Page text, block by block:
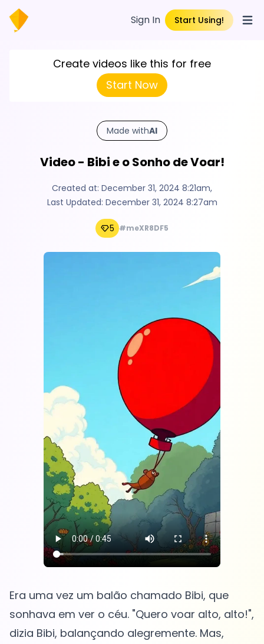
Sign In Start Using!
Create videos like this for free
Start Now
Made withAI
Video - Bibi e o Sonho de Voar!
Created at: December 31, 2024 8:21am,
Last Updated: December 31, 2024 8:27am
5 #meXR8DF5
Era uma vez um balão chamado Bibi, que
sonhava em ver o céu. "Quero voar alto, alto!",
dizia Bibi, balançando alegremente. Mas,